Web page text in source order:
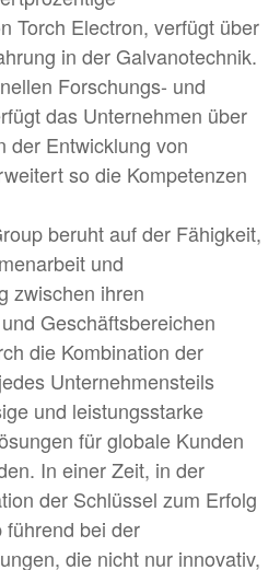
Torch Electron, verfügt über
in der Galvanotechnik.
Forschungs- und
das Unternehmen über
der Entwicklung von
so die Kompetenzen
beruht auf der Fähigkeit,
und
zwischen ihren
Geschäftsbereichen
die Kombination der
Unternehmensteils
und leistungsstarke
für globale Kunden
In einer Zeit, in der
der Schlüssel zum Erfolg
führend bei der
die nicht nur innovativ,